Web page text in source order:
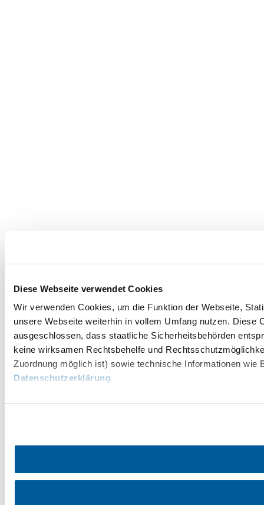
Diese Webseite verwendet Cookies
Wir verwenden Cookies, um die Funktion der Webseite,
unsere Webseite weiterhin in vollem Umfang nutzen.
ausgeschlossen, dass staatliche Sicherheitsbehörden
keine wirksamen Rechtsbehelfe und
Zuordnung möglich ist) sowie technische Informationen wie
Datenschutzerklärung.